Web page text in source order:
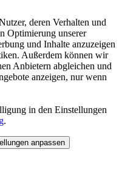
deren Verhalten und
Optimierung unserer
und Inhalte anzuzeigen
Außerdem können wir
Anbietern abgleichen und
anzeigen, nur wenn
in den Einstellungen
.
anpassen